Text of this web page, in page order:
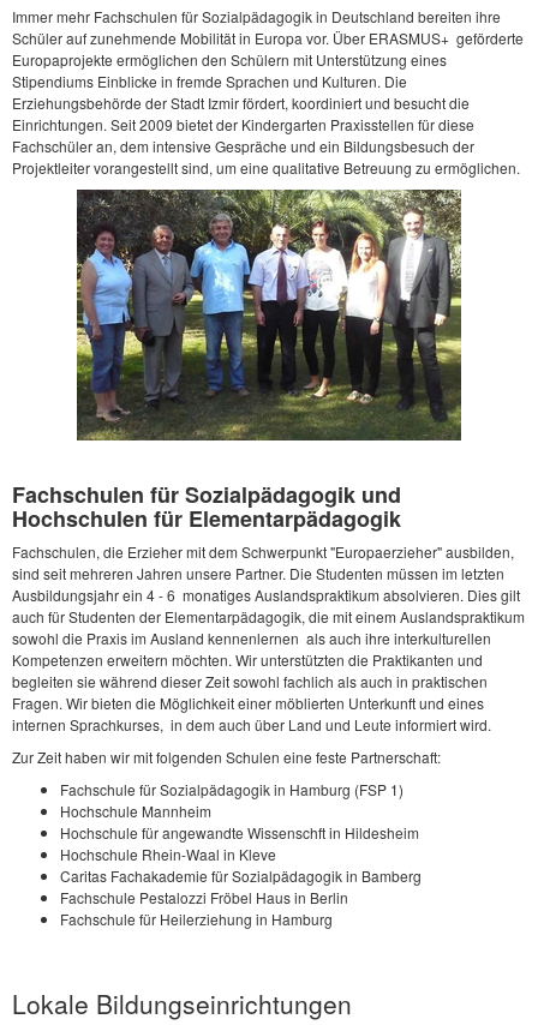
Immer mehr Fachschulen für Sozialpädagogik in Deutschland bereiten ihre
Schüler auf zunehmende Mobilität in Europa vor. Über ERASMUS+ geförderte
Europaprojekte ermöglichen den Schülern mit Unterstützung eines
Stipendiums Einblicke in fremde Sprachen und Kulturen. Die
Erziehungsbehörde der Stadt Izmir fördert, koordiniert und besucht die
Einrichtungen. Seit 2009 bietet der Kindergarten Praxisstellen für diese
Fachschüler an, dem intensive Gespräche und ein Bildungsbesuch der
Projektleiter vorangestellt sind, um eine qualitative Betreuung zu ermöglichen.
Fachschulen für Sozialpädagogik und
Hochschulen für Elementarpädagogik
Fachschulen, die Erzieher mit dem Schwerpunkt "Europaerzieher" ausbilden,
sind seit mehreren Jahren unsere Partner. Die Studenten müssen im letzten
Ausbildungsjahr ein 4 - 6 monatiges Auslandspraktikum absolvieren. Dies gilt
auch für Studenten der Elementarpädagogik, die mit einem Auslandspraktikum
sowohl die Praxis im Ausland kennenlernen als auch ihre interkulturellen
Kompetenzen erweitern möchten. Wir unterstützten die Praktikanten und
begleiten sie während dieser Zeit sowohl fachlich als auch in praktischen
Fragen. Wir bieten die Möglichkeit einer möblierten Unterkunft und eines
internen Sprachkurses, in dem auch über Land und Leute informiert wird.
Zur Zeit haben wir mit folgenden Schulen eine feste Partnerschaft:
Fachschule für Sozialpädagogik in Hamburg (FSP 1)
Hochschule Mannheim
Hochschule für angewandte Wissenschft in Hildesheim
Hochschule Rhein-Waal in Kleve
Caritas Fachakademie für Sozialpädagogik in Bamberg
Fachschule Pestalozzi Fröbel Haus in Berlin
Fachschule für Heilerziehung in Hamburg
Lokale Bildungseinrichtungen